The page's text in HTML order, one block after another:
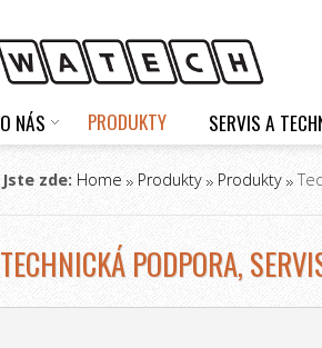
O NÁS PRODUKTY SERVIS A
Jste zde: Home Produkty Produkty
TECHNICKÁ PODPORA,